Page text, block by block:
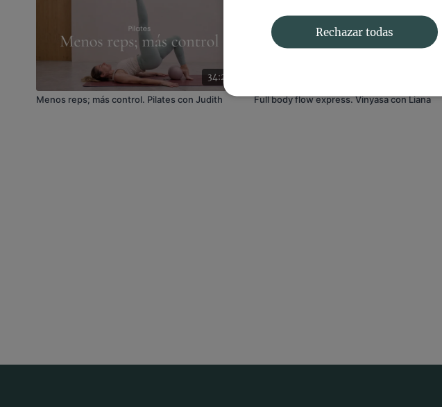
34:21
Menos reps; más control. Pilates con Judith Full body flow express. Vinyasa con Liana
Rechazar todas